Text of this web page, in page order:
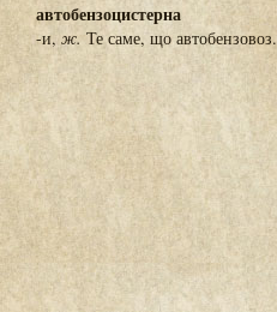
автобензоцистерна
-и, ж. Те саме, що автобензовоз.